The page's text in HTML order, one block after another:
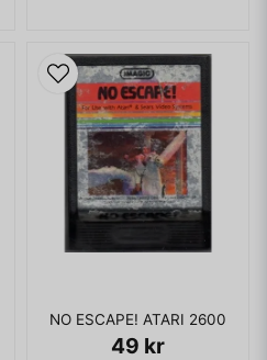
NO ESCAPE! ATARI 2600
49 kr